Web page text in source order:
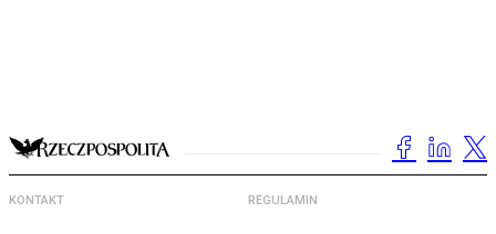
KONTAKT REGULAMIN